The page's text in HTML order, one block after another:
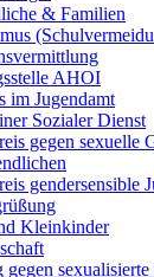
& Familien
AHOI
im Jugendamt
Sozialer Dienst
gegen sexuelle
gendersensible
Kleinkinder
gegen